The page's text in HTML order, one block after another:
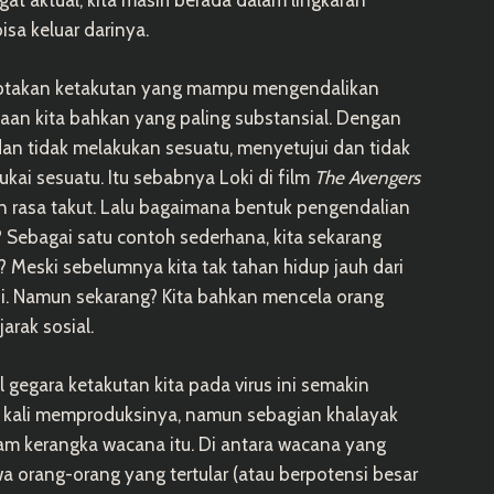
keluar darinya.
ketakutan yang mampu mengendalikan
kita bahkan yang paling substansial. Dengan
tidak melakukan sesuatu, menyetujui dan tidak
sesuatu. Itu sebabnya Loki di film The Avengers
takut. Lalu bagaimana bentuk pengendalian
satu contoh sederhana, kita sekarang
sebelumnya kita tak tahan hidup jauh dari
Namun sekarang? Kita bahkan mencela orang
sosial.
ketakutan kita pada virus ini semakin
memproduksinya, namun sebagian khalayak
kerangka wacana itu. Di antara wacana yang
orang-orang yang tertular (atau berpotensi besar